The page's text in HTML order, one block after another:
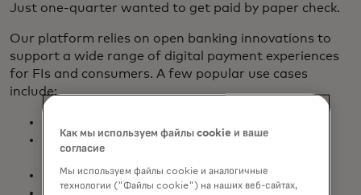
Just one-quarter wanted to get paid by paper check.
Our platform relies on open banking innovations to
support a wide range of digital payment experiences
for FIs and consumers. A few popular use cases
include:
Mortgage and consumer loan
P2P money transfers
Direct ACH payments (P2M)
Как мы используем файлы cookie и ваше
согласие
Мы используем файлы cookie и аналогичные
технологии ("Файлы cookie") на наших веб-сайтах,